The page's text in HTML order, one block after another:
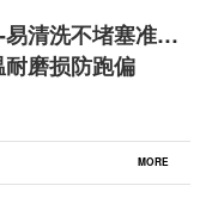
清洗不堵塞准确
磨损防跑偏
MORE